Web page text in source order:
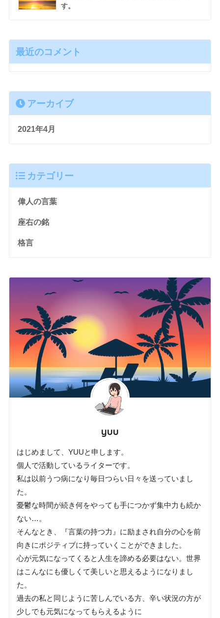
す。
最近のコメント
アーカイブ
2021年4月
カテゴリー
偉人の言葉
座右の銘
格言
yuu
はじめまして、YUUと申します。
個人で活動しているライターです。
私は以前うつ病になり毎日つらい日々を送っていまし
た。
憂鬱な時間が続き何をやっても手につかず集中力も続か
ない…。
そんなとき、『言葉の持つ力』に励まされ自分の心を前
向きにポジティブに持っていくことができました。
心が元気になってくると人生を諦める必要はない。世界
はこんなにも優しくて美しいと思えるようになりまし
た。
過去の私と同じように苦しんでいる方、辛い状況の方が
少しでも元気になってもらえるように